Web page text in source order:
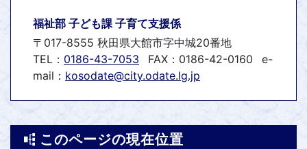
福祉部 子ども課 子育て支援係
〒017-8555 秋田県大館市字中城20番地
TEL： 0186-43-7053 FAX：0186-42-0160
e-
mail： kosodate@city.odate.lg.jp
このページの現在位置